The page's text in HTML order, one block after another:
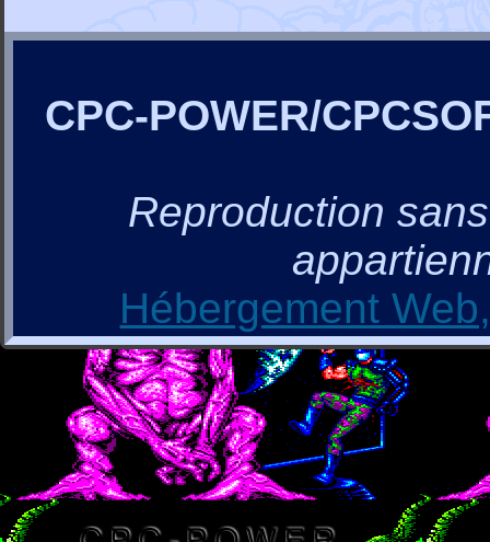
CPC-POWER/
Reproduction
Hébergement